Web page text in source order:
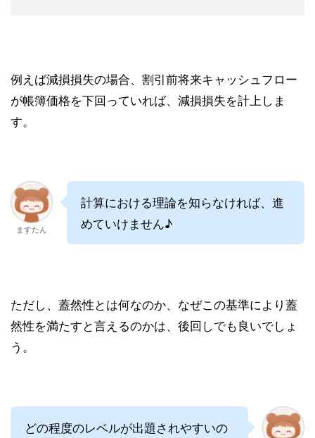
例えば減損損失の場合、割引前将来キャッシュフロー
が帳簿価格を下回っていれば、減損損失を計上しま
す。
ますたん
計算における理論を知らなければ、進
めていけません♪
ただし、蓋然性とは何なのか、なぜこの基準により蓋
然性を満たすと言えるのかは、後回しでも良いでしょ
う。
どの程度のレベルが出題されやすいの